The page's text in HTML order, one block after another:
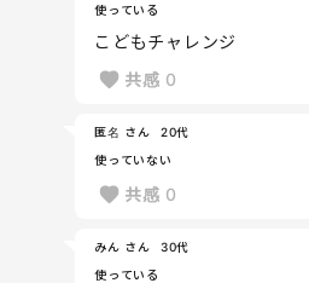
使っている
こどもチャレンジ
共感 0
匿名 さん
20代
使っていない
共感 0
みん さん
30代
使っている